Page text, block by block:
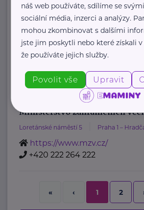
Příslušná osoba dle zákona o
oznamovatelů
: Mgr. ...
https://www.msmt.cz/
+420 234 811 111
posta@msmt.cz
Ministerstvo zahraničních věcí
Loretánské náměstí 5 Praha 1 –
https://www.mzv.cz/
+420 222 264 222
« ‹ 1 2
náš web používáte, sdílíme se
sociální média, inzerci a analýzy.
mohou zkombinovat s dalšími
jste jim poskytli nebo které získali
že používáte jejich služby.
Povolit vše Upravit